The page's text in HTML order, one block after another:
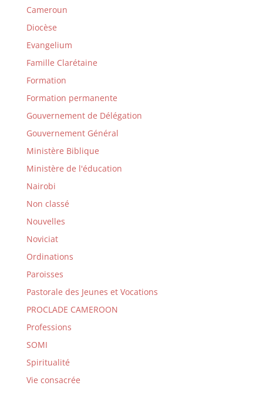
Cameroun
Diocèse
Evangelium
Famille Clarétaine
Formation
Formation permanente
Gouvernement de Délégation
Gouvernement Général
Ministère Biblique
Ministère de l'éducation
Nairobi
Non classé
Nouvelles
Noviciat
Ordinations
Paroisses
Pastorale des Jeunes et Vocations
PROCLADE CAMEROON
Professions
SOMI
Spiritualité
Vie consacrée